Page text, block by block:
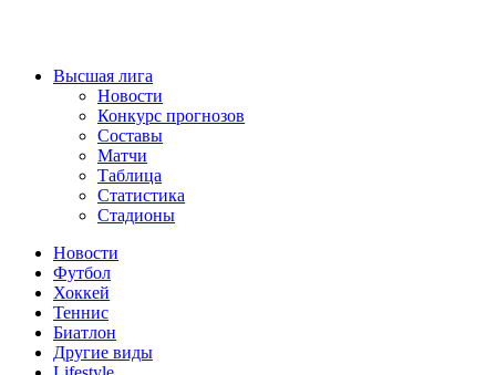
Высшая лига
Новости
Конкурс прогнозов
Составы
Матчи
Таблица
Статистика
Стадионы
Новости
Футбол
Хоккей
Теннис
Биатлон
Другие виды